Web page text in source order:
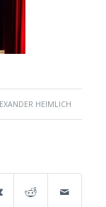
HEIMLICH